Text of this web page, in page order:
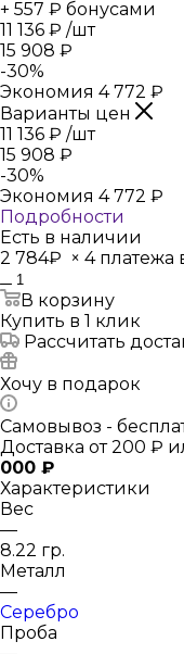
+ 557 ₽ бонусами
11 136 ₽ /шт
15 908 ₽
-30%
Экономия 4 772 ₽
Варианты цен
11 136 ₽ /шт
15 908 ₽
-30%
Экономия 4 772 ₽
Подробности
Есть в наличии
2 784₽ × 4 платежа
В корзину
Купить в 1 клик
Рассчитать
Хочу в подарок
Самовывоз -
Доставка от 200 ₽
000 ₽
Характеристики
Вес
—
8.22 гр.
Металл
—
Серебро
Проба